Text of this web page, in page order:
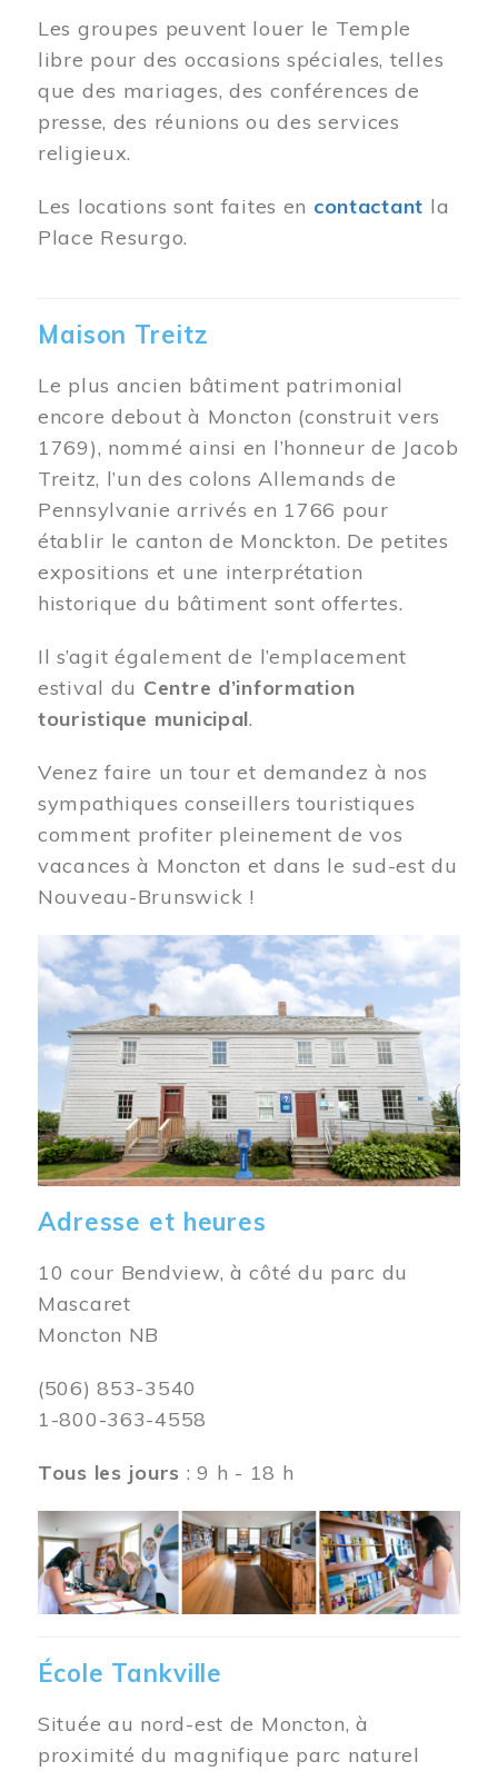
Les groupes peuvent louer le Temple
libre pour des occasions spéciales, telles
que des mariages, des conférences de
presse, des réunions ou des services
religieux.
Les locations sont faites en contactant la
Place Resurgo.
Maison Treitz
Le plus ancien bâtiment patrimonial
encore debout à Moncton (construit vers
1769), nommé ainsi en l’honneur de Jacob
Treitz, l’un des colons Allemands de
Pennsylvanie arrivés en 1766 pour
établir le canton de Monckton. De petites
expositions et une interprétation
historique du bâtiment sont offertes.
Il s’agit également de l’emplacement
estival du Centre d’information
touristique municipal.
Venez faire un tour et demandez à nos
sympathiques conseillers touristiques
comment profiter pleinement de vos
vacances à Moncton et dans le sud-est du
Nouveau-Brunswick !
Image
Adresse et heures
10 cour Bendview, à côté du parc du
Mascaret
Moncton NB
(506) 853-3540
1-800-363-4558
Tous les jours : 9 h - 18 h
Image
École Tankville
Située au nord-est de Moncton, à
proximité du magnifique parc naturel